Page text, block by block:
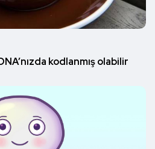
kodlanmış olabilir